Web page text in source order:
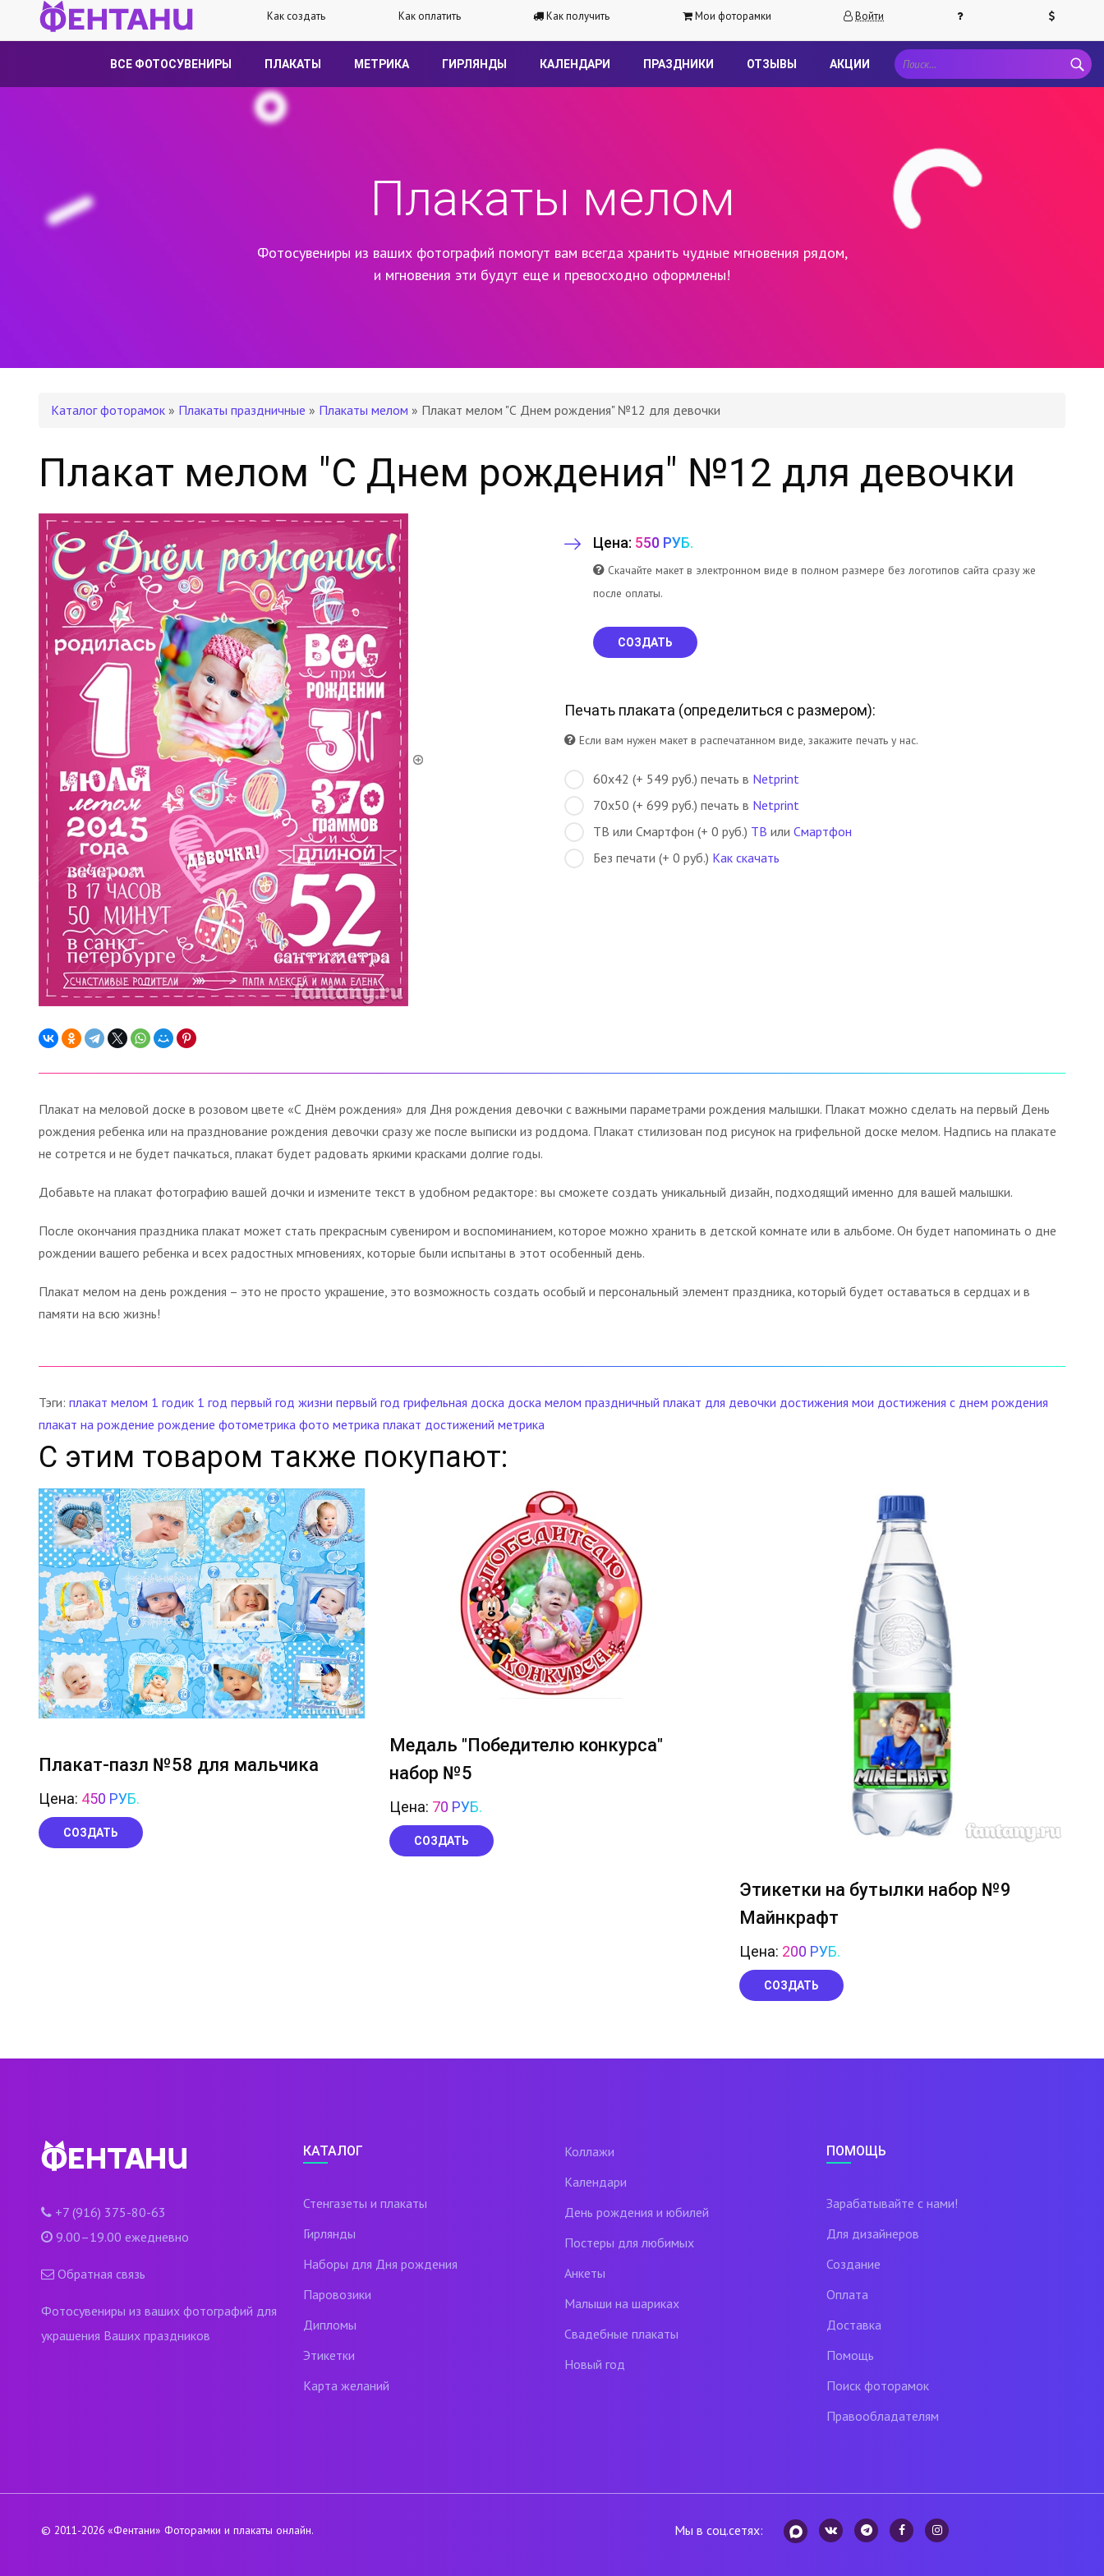
Как создать Как оплатить Как получить Мои фоторамки Войти
ВСЕ ФОТОСУВЕНИРЫ ПЛАКАТЫ МЕТРИКА ГИРЛЯНДЫ КАЛЕНДАРИ ПРАЗДНИКИ ОТЗЫВЫ АКЦИИ
Плакаты мелом
Фотосувениры из ваших фотографий помогут вам всегда хранить чудные мгновения рядом,
и мгновения эти будут еще и превосходно оформлены!
Каталог фоторамок » Плакаты праздничные » Плакаты мелом » Плакат мелом "С Днем рождения" №12 для девочки
Плакат мелом "С Днем рождения" №12 для девочки
Цена: 550 РУБ.
Скачайте макет в электронном виде в полном размере без логотипов сайта сразу же
после оплаты.
СОЗДАТЬ
Печать плаката (определиться с размером):
Если вам нужен макет в распечатанном виде, закажите печать у нас.
60х42 (+ 549 руб.) печать в Netprint
70х50 (+ 699 руб.) печать в Netprint
ТВ или Смартфон (+ 0 руб.) ТВ или Смартфон
Без печати (+ 0 руб.) Как скачать
Плакат на меловой доске в розовом цвете «С Днём рождения» для Дня рождения девочки с важными параметрами рождения малышки. Плакат можно сделать на первый День
рождения ребенка или на празднование рождения девочки сразу же после выписки из роддома. Плакат стилизован под рисунок на грифельной доске мелом. Надпись на плакате
не сотрется и не будет пачкаться, плакат будет радовать яркими красками долгие годы.
Добавьте на плакат фотографию вашей дочки и измените текст в удобном редакторе: вы сможете создать уникальный дизайн, подходящий именно для вашей малышки.
После окончания праздника плакат может стать прекрасным сувениром и воспоминанием, которое можно хранить в детской комнате или в альбоме. Он будет напоминать о дне
рождении вашего ребенка и всех радостных мгновениях, которые были испытаны в этот особенный день.
Плакат мелом на день рождения – это не просто украшение, это возможность создать особый и персональный элемент праздника, который будет оставаться в сердцах и в
памяти на всю жизнь!
Тэги: плакат мелом 1 годик 1 год первый год жизни первый год грифельная доска доска мелом праздничный плакат для девочки достижения мои достижения с днем рождения
плакат на рождение рождение фотометрика фото метрика плакат достижений метрика
С этим товаром также покупают:
Плакат-пазл №58 для мальчика
Цена: 450 РУБ.
СОЗДАТЬ
Медаль "Победителю конкурса"
набор №5
Цена: 70 РУБ.
СОЗДАТЬ
Этикетки на бутылки набор №9
Майнкрафт
Цена: 200 РУБ.
СОЗДАТЬ
+7 (916) 375-80-63
9.00–19.00 ежедневно
Обратная связь
Фотосувениры из ваших фотографий для
украшения Ваших праздников
КАТАЛОГ
Стенгазеты и плакаты
Гирлянды
Наборы для Дня рождения
Паровозики
Дипломы
Этикетки
Карта желаний
Коллажи
Календари
День рождения и юбилей
Постеры для любимых
Анкеты
Малыши на шариках
Свадебные плакаты
Новый год
ПОМОЩЬ
Зарабатывайте с нами!
Для дизайнеров
Создание
Оплата
Доставка
Помощь
Поиск фоторамок
Правообладателям
© 2011-2026 «Фентани» Фоторамки и плакаты онлайн. Мы в соц.сетях: